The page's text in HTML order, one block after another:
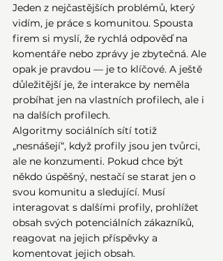
Jeden z nejčastějších problémů, který
vidím, je práce s komunitou. Spousta
firem si myslí, že rychlá odpověď na
komentáře nebo zprávy je zbytečná. Ale
opak je pravdou — je to klíčové. A ještě
důležitější je, že interakce by neměla
probíhat jen na vlastních profilech, ale i
na dalších profilech.
Algoritmy sociálních sítí totiž
„nesnášejí“, když profily jsou jen tvůrci,
ale ne konzumenti. Pokud chce být
někdo úspěšný, nestačí se starat jen o
svou komunitu a sledující. Musí
interagovat s dalšími profily, prohlížet
obsah svých potenciálních zákazníků,
reagovat na jejich příspěvky a
komentovat jejich obsah.